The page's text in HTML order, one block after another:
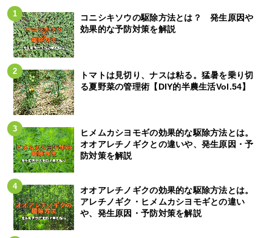
コニシキソウの駆除方法とは？ 発生原因や
効果的な予防対策を解説
トマトは見切り、ナスは粘る。猛暑を乗り切
る夏野菜の管理術【DIY的半農生活Vol.54】
ヒメムカシヨモギの効果的な駆除方法とは。
オオアレチノギクとの違いや、発生原因・予
防対策を解説
オオアレチノギクの効果的な駆除方法とは。
アレチノギク・ヒメムカシヨモギとの違い
や、発生原因・予防対策を解説